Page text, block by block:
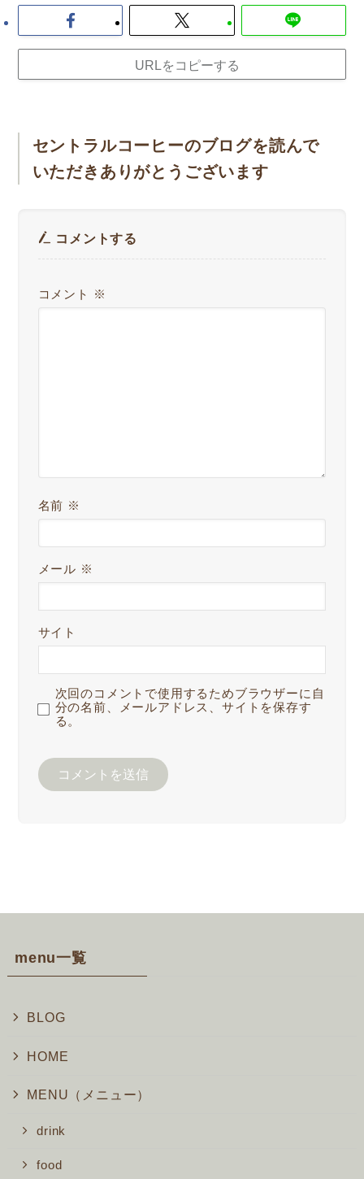
URLをコピーする
セントラルコーヒーのブログを読んで
いただきありがとうございます
コメントする
コメント ※
名前 ※
メール ※
サイト
次回のコメントで使用するためブラウザーに自
分の名前、メールアドレス、サイトを保存す
る。
menu一覧
BLOG
HOME
MENU（メニュー）
drink
food